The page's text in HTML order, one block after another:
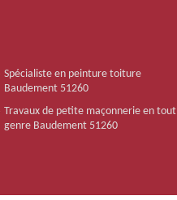
Spécialiste en peinture toiture
Baudement 51260
Travaux de petite maçonnerie en tout
genre Baudement 51260